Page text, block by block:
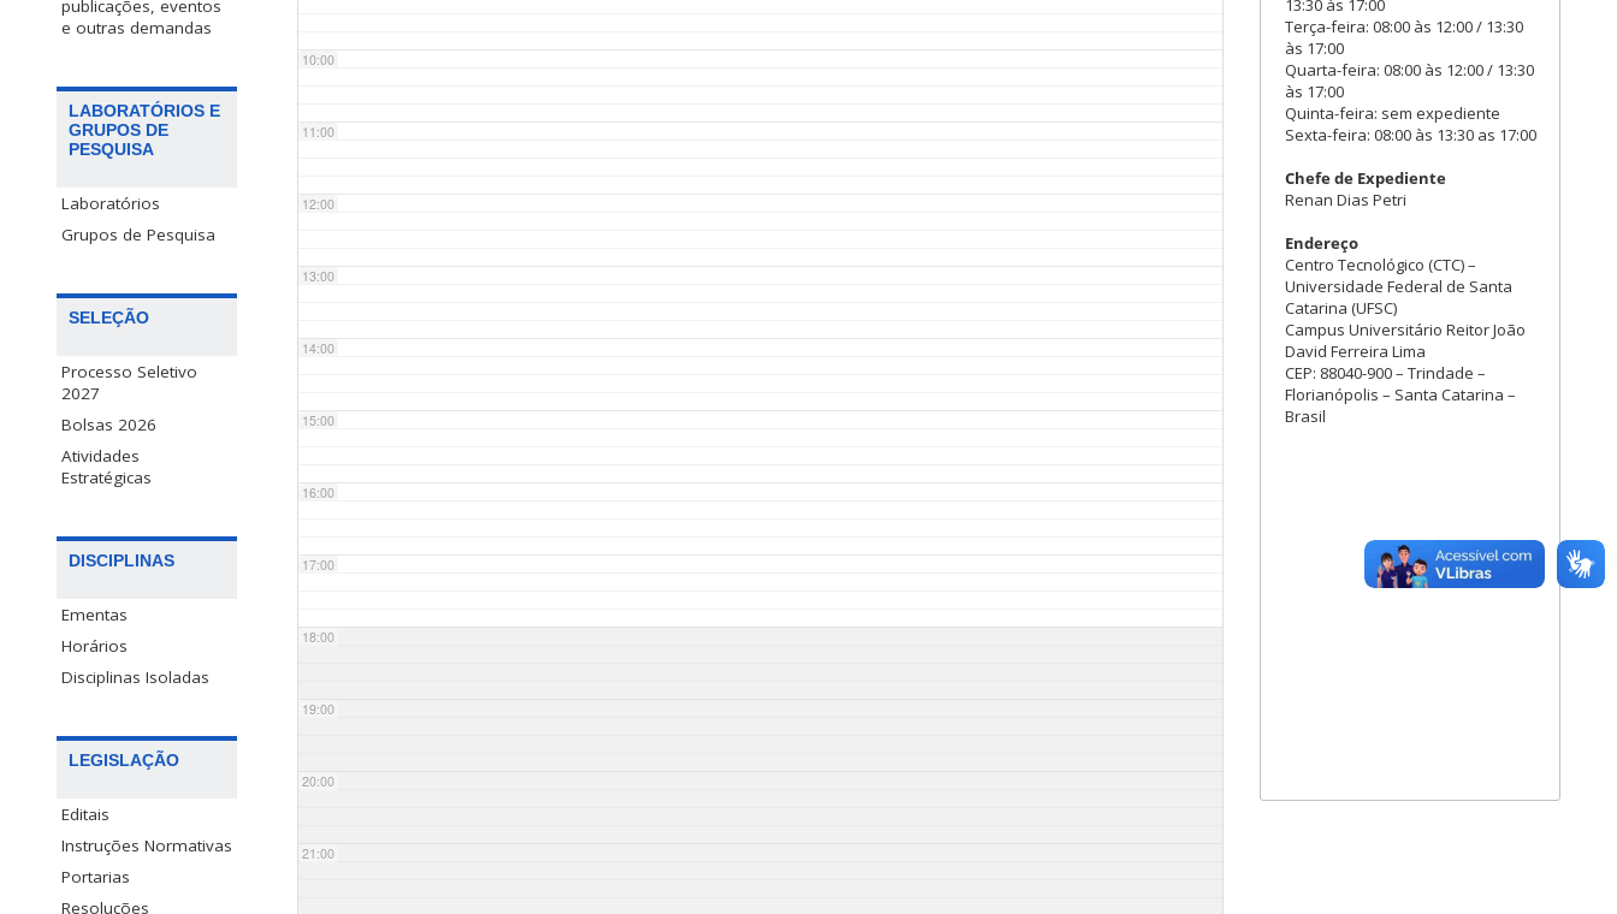
publicações, eventos
e outras demandas
LABORATÓRIOS E
GRUPOS DE
PESQUISA
Laboratórios
Grupos de Pesquisa
SELEÇÃO
Processo Seletivo
2027
Bolsas 2026
Atividades
Estratégicas
DISCIPLINAS
Ementas
Horários
Disciplinas Isoladas
LEGISLAÇÃO
Editais
Instruções Normativas
Portarias
Resoluções
10:00
11:00
12:00
13:00
14:00
15:00
16:00
17:00
18:00
19:00
20:00
21:00
13:30 às 17:00
Terça-feira: 08:00 às 12:00 / 13:30
às 17:00
Quarta-feira: 08:00 às 12:00 / 13:30
às 17:00
Quinta-feira: sem expediente
Sexta-feira: 08:00 às 13:30 as 17:00
Chefe de Expediente
Renan Dias Petri
Endereço
Centro Tecnológico (CTC) –
Universidade Federal de Santa
Catarina (UFSC)
Campus Universitário Reitor João
David Ferreira Lima
CEP: 88040-900 – Trindade –
Florianópolis – Santa Catarina –
Brasil